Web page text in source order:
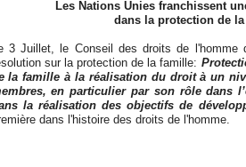
Les Nations Unies franchissent
dans la protection de
3 Juillet, le Conseil des droits de l'homme
sur la protection de la famille:
la famille à la réalisation du droit à un
en particulier par son rôle dans
la réalisation des objectifs de
dans l'histoire des droits de l'homme.